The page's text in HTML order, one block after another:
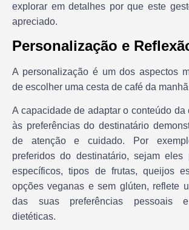
explorar em detalhes por que este
apreciado.
Personalização e
A personalização é um dos aspectos
de escolher uma cesta de café da
A capacidade de adaptar o conteúdo da
às preferências do destinatário
de atenção e cuidado. Por
preferidos do destinatário, sejam eles
específicos, tipos de frutas, queijos
opções veganas e sem glúten, reflete
das suas preferências pessoais e
dietéticas.